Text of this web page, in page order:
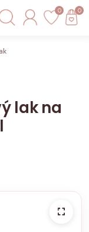
0 0
na nehty Gel Effect,
lak na